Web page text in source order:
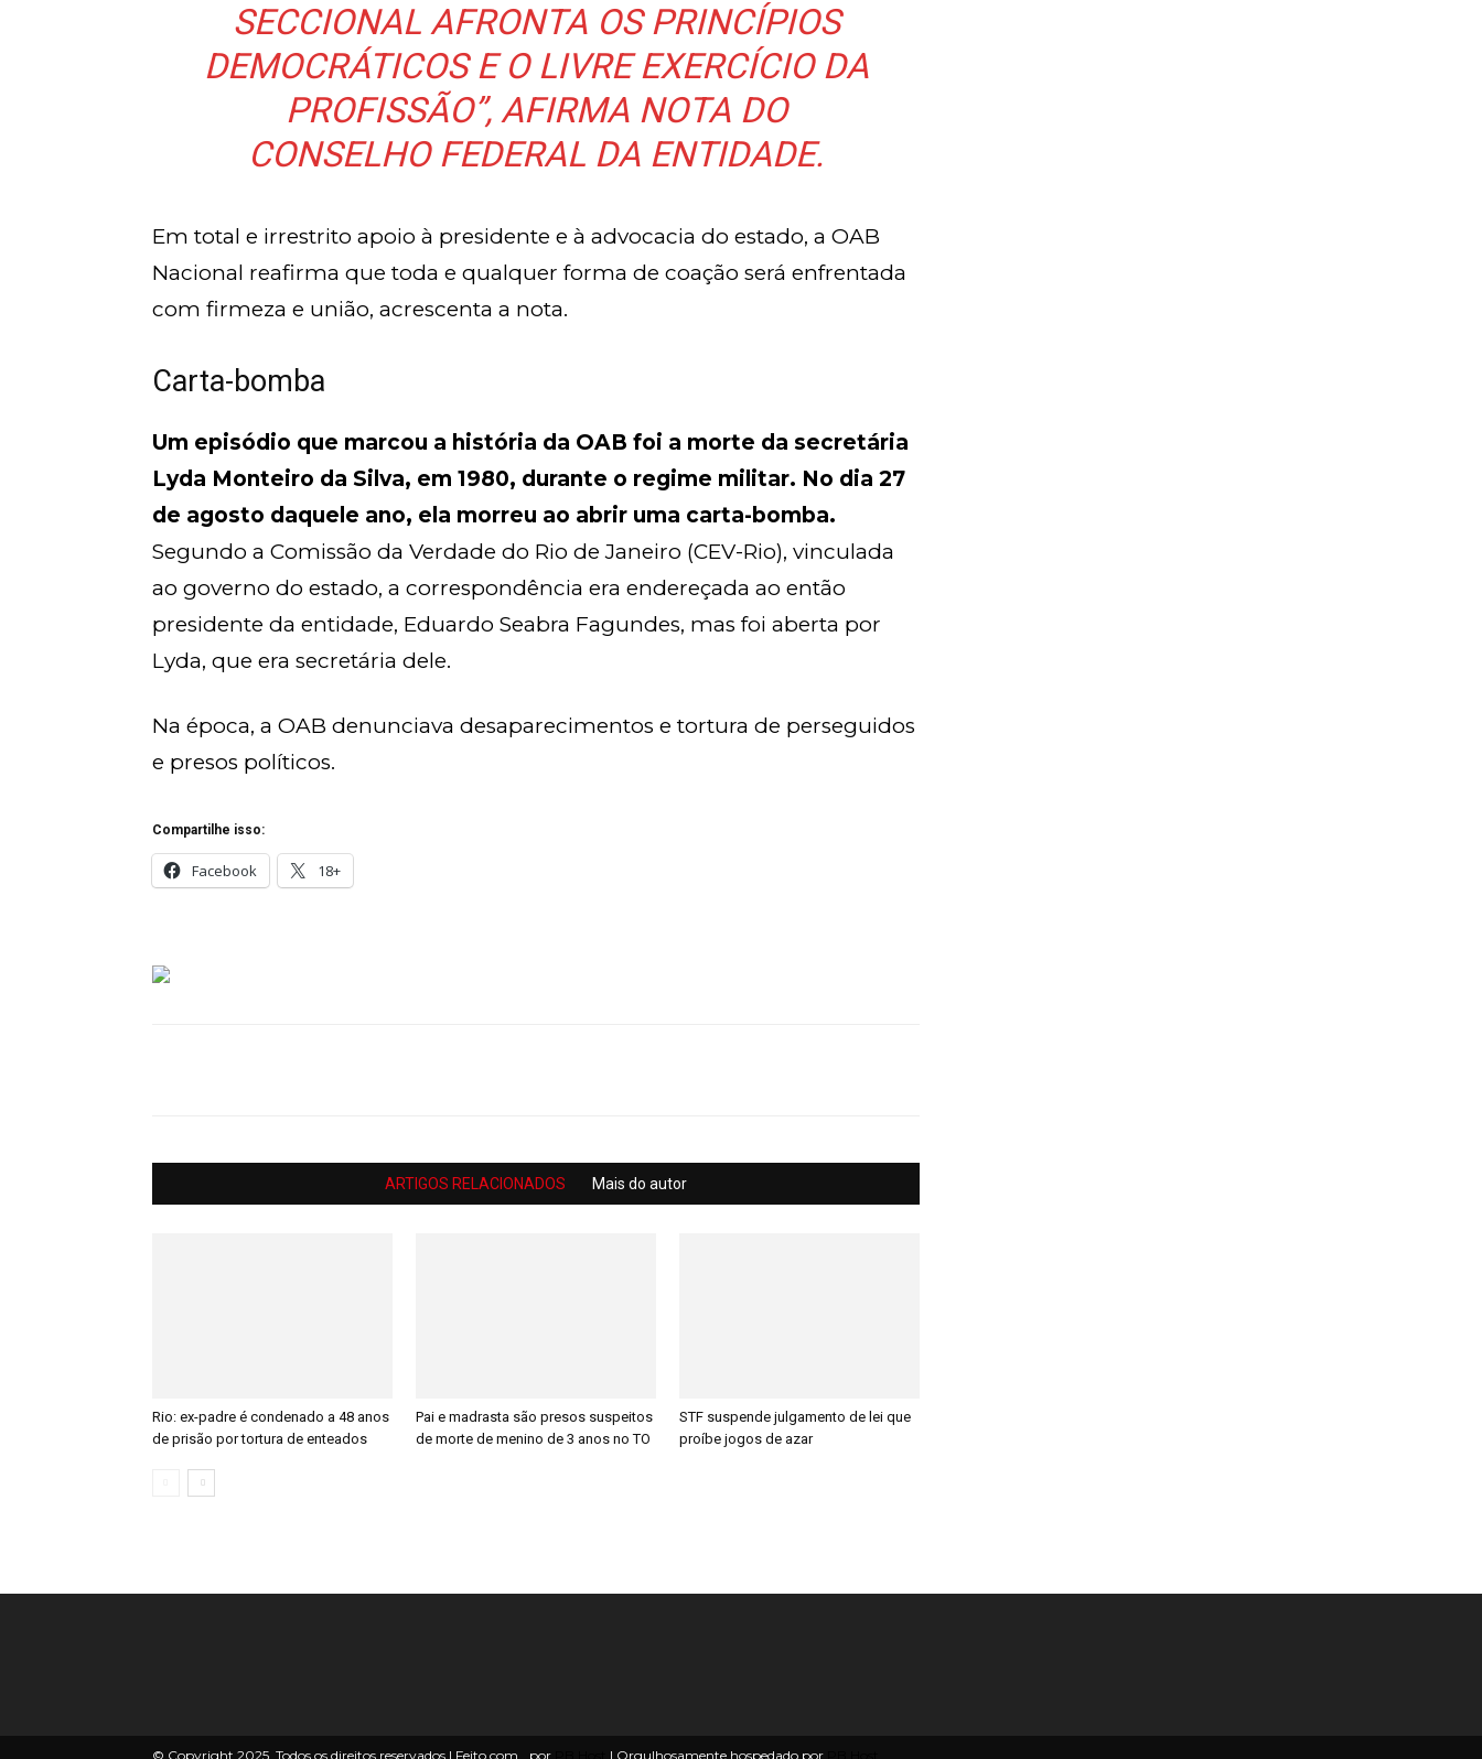
SECCIONAL AFRONTA OS PRINCÍPIOS
DEMOCRÁTICOS E O LIVRE EXERCÍCIO DA
PROFISSÃO”, AFIRMA NOTA DO
CONSELHO FEDERAL DA ENTIDADE.
Em total e irrestrito apoio à presidente e à advocacia do estado, a OAB
Nacional reafirma que toda e qualquer forma de coação será enfrentada
com firmeza e união, acrescenta a nota.
Carta-bomba
Um episódio que marcou a história da OAB foi a morte da secretária
Lyda Monteiro da Silva, em 1980, durante o regime militar. No dia 27
de agosto daquele ano, ela morreu ao abrir uma carta-bomba.
Segundo a Comissão da Verdade do Rio de Janeiro (CEV-Rio), vinculada
ao governo do estado, a correspondência era endereçada ao então
presidente da entidade, Eduardo Seabra Fagundes, mas foi aberta por
Lyda, que era secretária dele.
Na época, a OAB denunciava desaparecimentos e tortura de perseguidos
e presos políticos.
Compartilhe isso:
Facebook 18+
ARTIGOS RELACIONADOS Mais do autor
Rio: ex-padre é condenado a 48 anos
de prisão por tortura de enteados
Pai e madrasta são presos suspeitos
de morte de menino de 3 anos no TO
STF suspende julgamento de lei que
proíbe jogos de azar
© Copyright 2025, Todos os direitos reservados | Feito com por | Orgulhosamente hospedado por